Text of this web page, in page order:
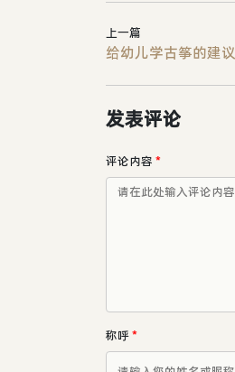
上一篇
给幼儿学古筝的建议
发表评论
评论内容 *
称呼*